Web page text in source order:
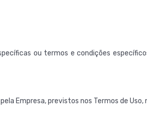
ou termos e condições
Empresa, previstos nos Termos de